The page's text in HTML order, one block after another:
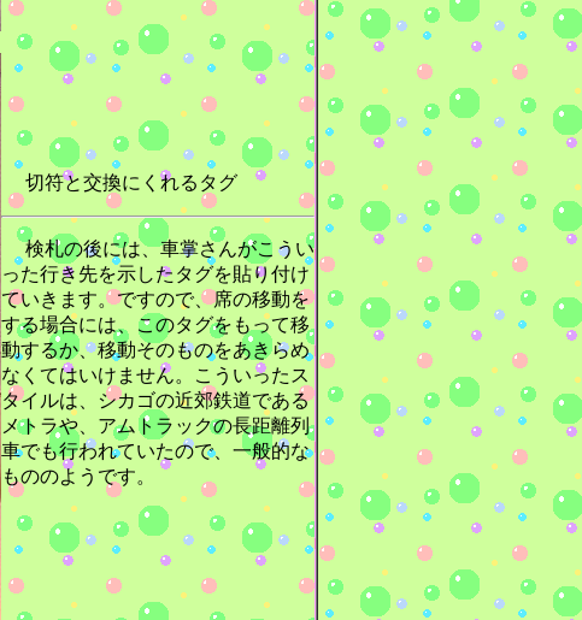
切符と交換にくれるタグ
検札の後には、車掌さんがこうい
った行き先を示したタグを貼り付け
ていきます。ですので、席の移動を
する場合には、このタグをもって移
動するか、移動そのものをあきらめ
なくてはいけません。こういったス
タイルは、シカゴの近郊鉄道である
メトラや、アムトラックの長距離列
車でも行われていたので、一般的な
もののようです。